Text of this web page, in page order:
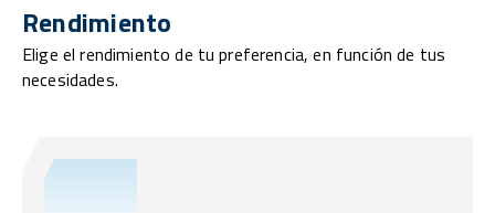
Rendimiento
Elige el rendimiento de tu preferencia, en función de tus
necesidades.